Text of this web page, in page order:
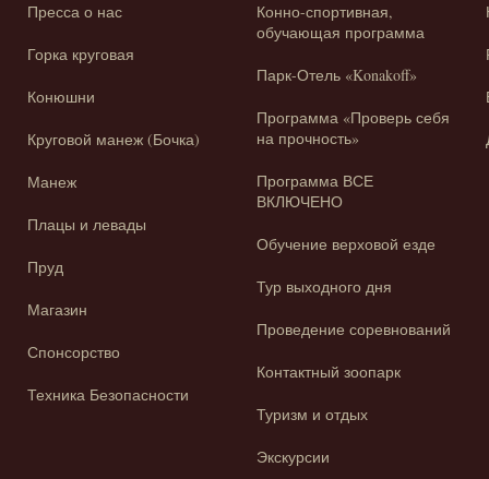
Пресса о нас
Горка круговая
Конюшни
Круговой манеж (Бочка)
Манеж
Плацы и левады
Пруд
Магазин
Спонсорство
Техника Безопасности
Конно-спортивная,
обучающая программа
Парк-Отель «Konakoff»
Программа «Проверь себя
на прочность»
Программа ВСЕ
ВКЛЮЧЕНО
Обучение верховой езде
Тур выходного дня
Проведение соревнований
Контактный зоопарк
Туризм и отдых
Экскурсии